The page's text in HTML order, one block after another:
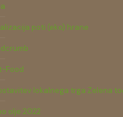
poti (eko) hrane
Food
lokalnega trga Zelena
olje 2022